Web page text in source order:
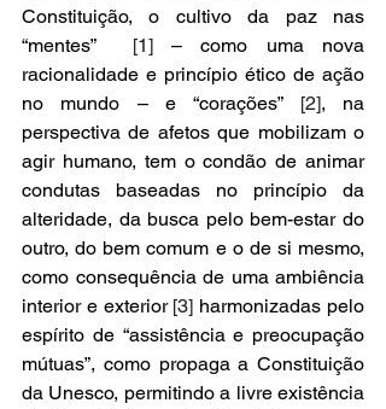
Constituição, o cultivo da paz nas
“mentes” [1] – como uma nova
racionalidade e princípio ético de ação
no mundo – e “corações” [2], na
perspectiva de afetos que mobilizam o
agir humano, tem o condão de animar
condutas baseadas no princípio da
alteridade, da busca pelo bem-estar do
outro, do bem comum e o de si mesmo,
como consequência de uma ambiência
interior e exterior [3] harmonizadas pelo
espírito de “assistência e preocupação
mútuas”, como propaga a Constituição
da Unesco, permitindo a livre existência